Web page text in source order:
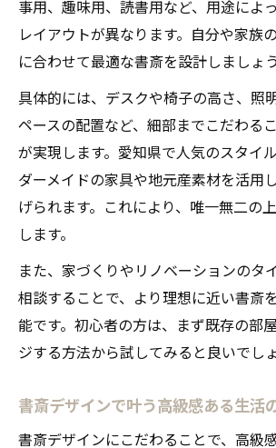
事用、趣味用、読書用など、用途によ
レイアウトが異なります。自分や家族
に合わせて最適な書斎を設計しましょう
具体的には、デスクや椅子の高さ、照
ペースの配置など、細部までこだわる
が実現します。愛知県で人気のスタイ
ダーメイドの家具や地元産素材を活用
げられます。これにより、唯一無二の
します。
また、家づくりやリノベーションのタ
相談することで、より理想に近い書斎
能です。初心者の方は、まず既存の部
ジする方法から試してみると良いでしょ
書斎デザインで叶う高級感ある生活
書斎デザインにこだわることで、高級